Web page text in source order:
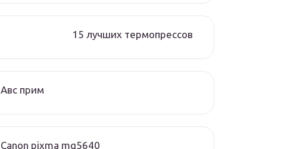
15 лучших термопрессов
Авс прим
Canon pixma mg5640